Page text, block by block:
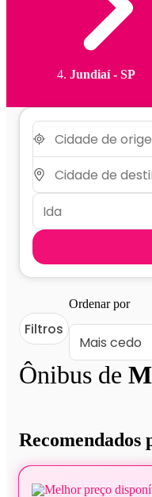
Jundiaí - SP
Ônibus de
Filtros
Ordenar por
Recomendados
Melhor preço